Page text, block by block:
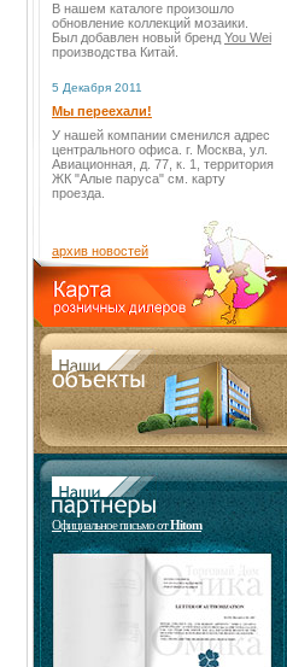
В нашем каталоге произошло
обновление коллекций мозаики.
Был добавлен новый бренд You Wei
производства Китай.
5 Декабря 2011
Мы переехали!
У нашей компании сменился адрес
центрального офиса. г. Москва, ул.
Авиационная, д. 77, к. 1, территория
ЖК "Алые паруса" см. карту
проезда.
архив новостей
Официальное письмо отHitom